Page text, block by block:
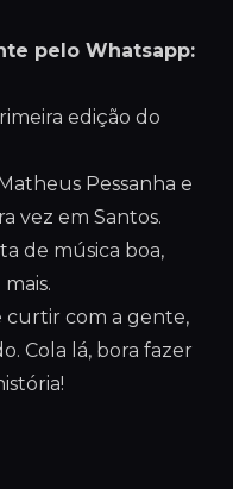
pelo Whatsapp:
edição do
Pessanha e
vez em Santos.
de música boa,
curtir com a gente,
Cola lá, bora fazer